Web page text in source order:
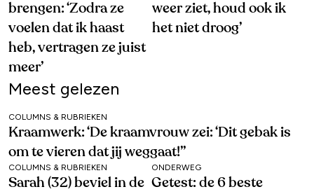
brengen: ‘Zodra ze
voelen dat ik haast
heb, vertragen ze juist
meer’
weer ziet, houd ook ik
het niet droog’
Meest gelezen
COLUMNS & RUBRIEKEN
Kraamwerk: ‘De kraamvrouw zei: ‘Dit gebak is
om te vieren dat jij weggaat!’’
COLUMNS & RUBRIEKEN
Sarah (32) beviel in de
ONDERWEG
Getest: de 6 beste